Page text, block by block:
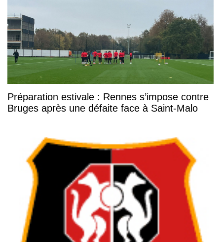
Préparation estivale : Rennes s’impose contre
Bruges après une défaite face à Saint-Malo